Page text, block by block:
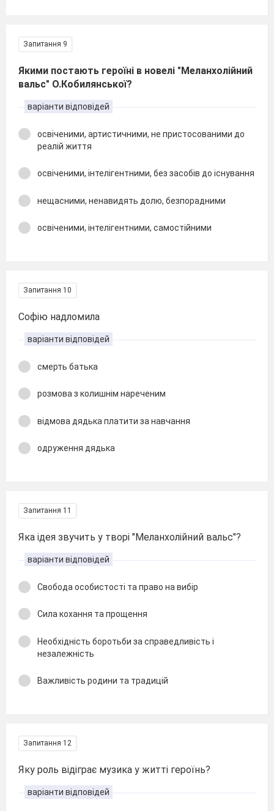
Запитання 9
Якими постають героїні в новелі "Меланхолійний
вальс" О.Кобилянської?
варіанти відповідей
освіченими, артистичними, не пристосованими до
реалій життя
освіченими, інтелігентними, без засобів до існування
нещасними, ненавидять долю, безпорадними
освіченими, інтелігентними, самостійними
Запитання 10
Софію надломила
варіанти відповідей
смерть батька
розмова з колишнім нареченим
відмова дядька платити за навчання
одруження дядька
Запитання 11
Яка ідея звучить у творі "Меланхолійний вальс"?
варіанти відповідей
Свобода особистості та право на вибір
Сила кохання та прощення
Необхідність боротьби за справедливість і
незалежність
Важливість родини та традицій
Запитання 12
Яку роль відіграє музика у житті героїнь?
варіанти відповідей